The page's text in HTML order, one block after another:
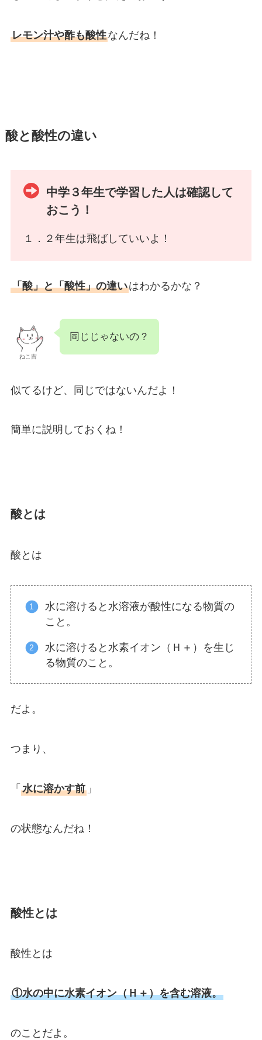
レモン汁や酢も酸性なんだね！
酸と酸性の違い
中学３年生で学習した人は確認して
おこう！
１．２年生は飛ばしていいよ！
「酸」と「酸性」の違いはわかるかな？
ねこ吉
同じじゃないの？
似てるけど、同じではないんだよ！
簡単に説明しておくね！
酸とは
酸とは
水に溶けると水溶液が酸性になる物質の
こと。
水に溶けると水素イオン（Ｈ＋）を生じ
る物質のこと。
だよ。
つまり、
「 水に溶かす前」
の状態なんだね！
酸性とは
酸性とは
①水の中に水素イオン（Ｈ＋）を含む溶液。
のことだよ。